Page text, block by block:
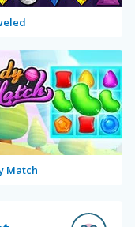
Match